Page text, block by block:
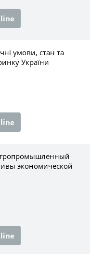
умови, стан та
України
экономической